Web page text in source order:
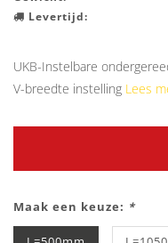
Levertijd:
UKB-Instelbare
V-breedte instelling Lees
Maak een keuze: *